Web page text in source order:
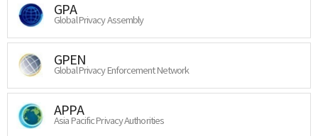
GPA
Global Privacy Assembly
GPEN
Global Privacy Enforcement Network
APPA
Asia Pacific Privacy Authorities